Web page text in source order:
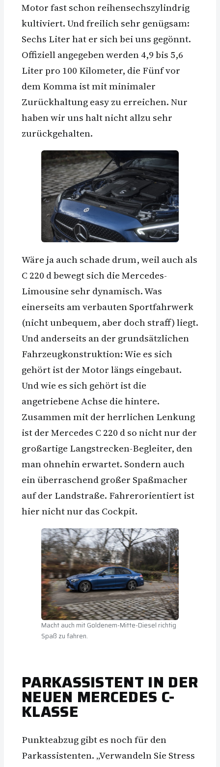
Motor fast schon reihensechszylindrig
kultiviert. Und freilich sehr genügsam:
Sechs Liter hat er sich bei uns gegönnt.
Offiziell angegeben werden 4,9 bis 5,6
Liter pro 100 Kilometer, die Fünf vor
dem Komma ist mit minimaler
Zurückhaltung easy zu erreichen. Nur
haben wir uns halt nicht allzu sehr
zurückgehalten.
Wäre ja auch schade drum, weil auch als
C 220 d bewegt sich die Mercedes-
Limousine sehr dynamisch. Was
einerseits am verbauten Sportfahrwerk
(nicht unbequem, aber doch straff) liegt.
Und anderseits an der grundsätzlichen
Fahrzeugkonstruktion: Wie es sich
gehört ist der Motor längs eingebaut.
Und wie es sich gehört ist die
angetriebene Achse die hintere.
Zusammen mit der herrlichen Lenkung
ist der Mercedes C 220 d so nicht nur der
großartige Langstrecken-Begleiter, den
man ohnehin erwartet. Sondern auch
ein überraschend großer Spaßmacher
auf der Landstraße. Fahrerorientiert ist
hier nicht nur das Cockpit.
Macht auch mit Goldenem-Mitte-Diesel richtig
Spaß zu fahren.
PARKASSISTENT IN DER
NEUEN MERCEDES C-
KLASSE
Punkteabzug gibt es noch für den
Parkassistenten. „Verwandeln Sie Stress